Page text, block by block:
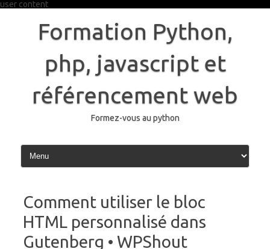
user content
contentFormation Python,
php, javascript et
référencement web
Formez-vous au python
Comment utiliser le bloc
HTML personnalisé dans
Gutenberg • WPShout